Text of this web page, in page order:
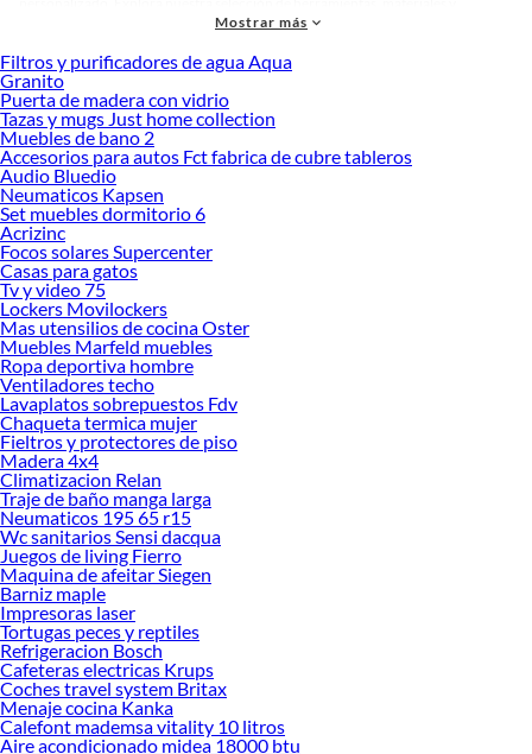
accesorios de calidad que te ayudarán a crear un espacio más tú.
Desde remodelaciones hasta proyectos de decoración, estamos aquí para hacer
tus ideas realidad. ¡Visítanos y encuentra todo lo que tenemos para ofrecerte en
Cuchillos de Cocina!
Explora la variedad de productos de Cuchillos de Cocina en Sodimac
Herramientas, materiales y accesorios de calidad para tus proyectos y
renovación de espacios. ¡Visítanos y descubre todo lo que tenemos para
ofrecerte!
Encuentra una amplia variedad de productos de Cuchillos de Cocina en
Sodimac. Encuentra todo lo necesario para tus proyectos de renovación y
decoración. ¡Visítanos y haz tus ideas realidad!
Mostrar más
Filtros y purificadores de agua Aqua
Granito
Puerta de madera con vidrio
Tazas y mugs Just home collection
Muebles de bano 2
Accesorios para autos Fct fabrica de cubre tableros
Audio Bluedio
Neumaticos Kapsen
Set muebles dormitorio 6
Acrizinc
Focos solares Supercenter
Casas para gatos
Tv y video 75
Lockers Movilockers
Mas utensilios de cocina Oster
Muebles Marfeld muebles
Ropa deportiva hombre
Ventiladores techo
Lavaplatos sobrepuestos Fdv
Chaqueta termica mujer
Fieltros y protectores de piso
Madera 4x4
Climatizacion Relan
Traje de baño manga larga
Neumaticos 195 65 r15
Wc sanitarios Sensi dacqua
Juegos de living Fierro
Maquina de afeitar Siegen
Barniz maple
Impresoras laser
Tortugas peces y reptiles
Refrigeracion Bosch
Cafeteras electricas Krups
Coches travel system Britax
Menaje cocina Kanka
Calefont mademsa vitality 10 litros
Aire acondicionado midea 18000 btu